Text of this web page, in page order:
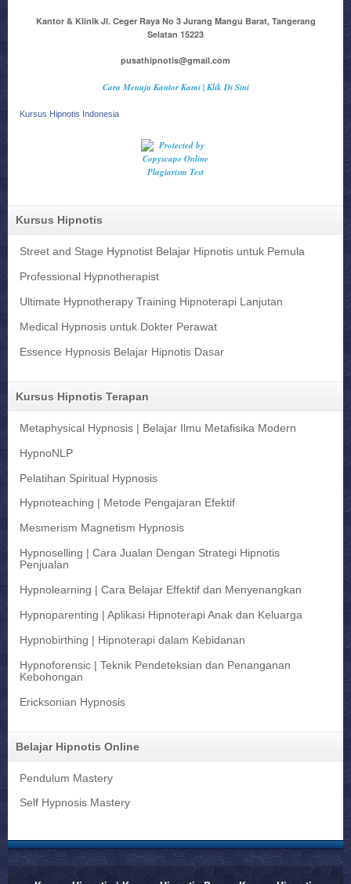
Kantor & Klinik Jl. Ceger Raya No 3 Jurang Mangu Barat, Tangerang
Selatan 15223
pusathipnotis@gmail.com
Cara Menuju Kantor Kami | Klik Di Sini
Kursus Hipnotis Indonesia
Kursus Hipnotis
Street and Stage Hypnotist Belajar Hipnotis untuk Pemula
Professional Hypnotherapist
Ultimate Hypnotherapy Training Hipnoterapi Lanjutan
Medical Hypnosis untuk Dokter Perawat
Essence Hypnosis Belajar Hipnotis Dasar
Kursus Hipnotis Terapan
Metaphysical Hypnosis | Belajar Ilmu Metafisika Modern
HypnoNLP
Pelatihan Spiritual Hypnosis
Hypnoteaching | Metode Pengajaran Efektif
Mesmerism Magnetism Hypnosis
Hypnoselling | Cara Jualan Dengan Strategi Hipnotis
Penjualan
Hypnolearning | Cara Belajar Effektif dan Menyenangkan
Hypnoparenting | Aplikasi Hipnoterapi Anak dan Keluarga
Hypnobirthing | Hipnoterapi dalam Kebidanan
Hypnoforensic | Teknik Pendeteksian dan Penanganan
Kebohongan
Ericksonian Hypnosis
Belajar Hipnotis Online
Pendulum Mastery
Self Hypnosis Mastery